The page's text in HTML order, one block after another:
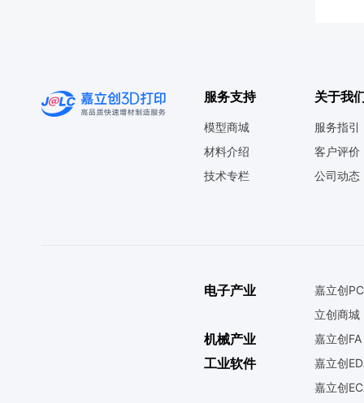
服务支持
模型商城
材料介绍
技术专栏
关于我
服务指引
客户评价
公司动态
电子产业
嘉立创
立创商城
机械产业 嘉立创FA
工业软件
嘉立创
嘉立创